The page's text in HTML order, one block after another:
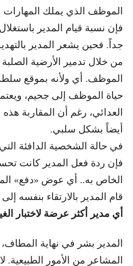
الموظف الذي يملك المهارات
فإن نسبة قيام المدير
جداً. فحين يشعر المدير
من خلال تدمير الأرضية
الموظف. أي ولأنه بموقع
حياة الموظف إلى جحيم،
العدائي، رغم أن المقاربة
أيضاً بشكل سلبي.
في حالة الشخصية الدافئة
فإن ردة فعل المدير كانت
الخاص به.. أي عوض «دفع»
قام المدير بالارتقاء بنفسه
أي مدير أكثر عرضة لاختبار
المدير بشر في نهاية المطاف،
المشاعر من الأمور الطبيعية.